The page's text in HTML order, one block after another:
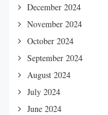
December 2024
November 2024
October 2024
September 2024
August 2024
July 2024
June 2024